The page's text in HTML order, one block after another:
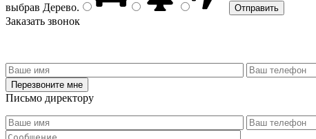
выбрав Дерево.
Заказать звонок
Письмо директору